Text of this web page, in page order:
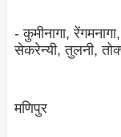
- कुमीनागा,
सेकरेन्‍यी, तुलनी,
मणिपुर